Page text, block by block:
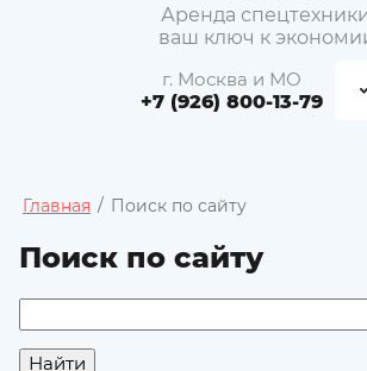
Аренда
ваш ключ к
г. Москва и МО
+7 (926) 800-13-79
Главная / Поиск по сайту
Поиск по сайту